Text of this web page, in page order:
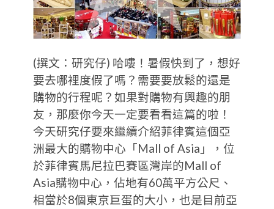
(撰文：研究仔) 哈嘍！暑假快到了，想好
要去哪裡度假了嗎？需要要放鬆的還是
購物的行程呢？如果對購物有興趣的朋
友，那麼你今天一定要看看這篇的啦！
今天研究仔要來繼續介紹菲律賓這個亞
洲最大的購物中心「Mall of Asia」，位
於菲律賓馬尼拉巴賽區灣岸的Mall of
Asia購物中心，佔地有60萬平方公尺、
相當於8個東京巨蛋的大小，也是目前亞